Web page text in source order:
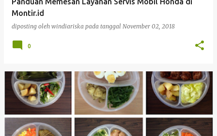
Montir.id
diposting oleh windiariska pada tanggal November 02, 2018
0